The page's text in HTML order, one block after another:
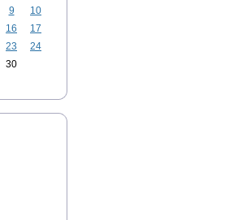
9
10
16
17
23
24
30